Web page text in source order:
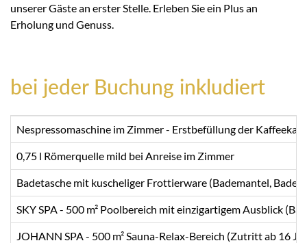
unserer Gäste an erster Stelle. Erleben Sie ein Plus an
Erholung und Genuss.
bei jeder Buchung inkludiert
Nespressomaschine im Zimmer - Erstbefüllung der
0,75 l Römerquelle mild bei Anreise im Zimmer
Badetasche mit kuscheliger Frottierware (Bademantel,
SKY SPA - 500 m² Poolbereich mit einzigartigem Ausblick
JOHANN SPA - 500 m² Sauna-Relax-Bereich (Zutritt ab 16